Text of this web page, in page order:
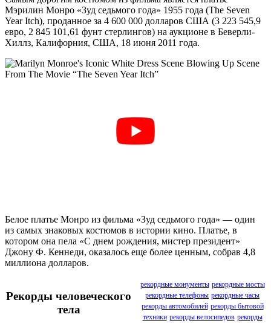
Мэрилин Монро «Зуд седьмого года» 1955 года (The Seven
Year Itch), проданное за 4 600 000 долларов США (3 223 545,9
евро, 2 845 101,61 фунт стерлингов) на аукционе в Беверли-
Хиллз, Калифорния, США, 18 июня 2011 года.
Белое платье Монро из фильма «Зуд седьмого года» — один
из самых знаковых костюмов в истории кино. Платье, в
котором она пела «С днем ​​рождения, мистер президент»
Джону Ф. Кеннеди, оказалось еще более ценным, собрав 4,8
миллиона долларов.
Рекорды человеческого
тела
рекордные монументы рекордные мосты
рекордные телефоны рекордные часы
рекорды автомобилей рекорды бытовой
техники рекорды велосипедов рекорды